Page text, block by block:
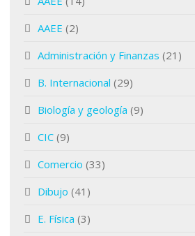
AAEE (2)
Administración y Finanzas (21)
B. Internacional (29)
Biología y geología (9)
CIC (9)
Comercio (33)
Dibujo (41)
E. Física (3)